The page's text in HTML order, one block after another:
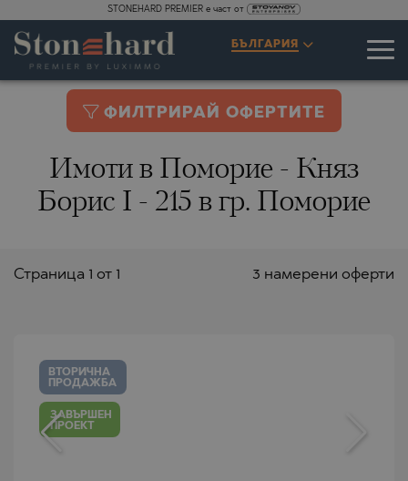
STONEHARD PREMIER е част от
БЪЛГАРИЯ
ФИЛТРИРАЙ ОФЕРТИТЕ
Имоти в Поморие - Княз
Борис I - 215 в гр. Поморие
3 намерени оферти
Страницa 1 от 1
ВТОРИЧНА
ПРОДАЖБА
ЗАВЪРШЕН
ПРОЕКТ